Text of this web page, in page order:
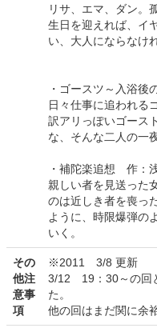
リサ、エマ、ダン。
生日を迎えれば、イ
い、大人にならな
・ゴースツ～入浴
日々仕事に追われる
訳アリっぽいゴース
な、そんな二人の一
・補陀楽追想 作：
親しい者を見送った
のは近しき者を喪っ
ように、時限爆弾の
いく。
その
他注
意事
項
※2011 3/8 更新
3/12 19：30～の回
た。
他の回はまだ関に余